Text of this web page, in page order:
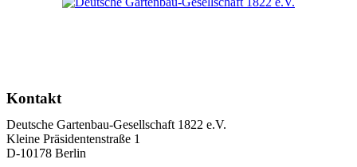
Kontakt
Deutsche Gartenbau-Gesellschaft 1822 e.V.
Kleine Präsidentenstraße 1
D-10178 Berlin